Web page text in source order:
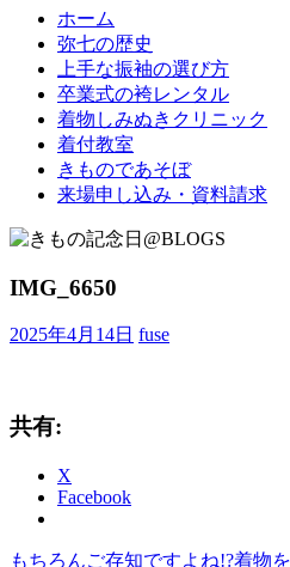
す。
ホーム
弥七の歴史
上手な振袖の選び方
卒業式の袴レンタル
着物しみぬきクリニック
着付教室
きものであそぼ
来場申し込み・資料請求
IMG_6650
2025年4月14日 fuse
共有:
X
Facebook
前
もちろんご存知ですよね!?着物